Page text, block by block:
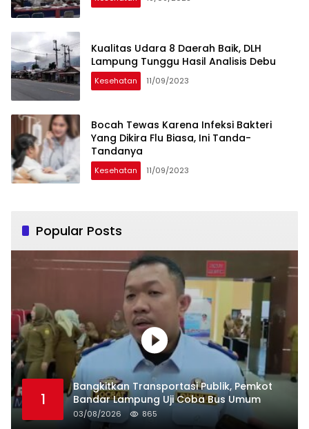
Kualitas Udara 8 Daerah Baik, DLH
Lampung Tunggu Hasil Analisis Debu
Kesehatan 11/09/2023
Bocah Tewas Karena Infeksi Bakteri
Yang Dikira Flu Biasa, Ini Tanda-
Tandanya
Kesehatan 11/09/2023
Popular Posts
1
Bangkitkan Transportasi Publik, Pemkot
Bandar Lampung Uji Coba Bus Umum
03/08/2026 865